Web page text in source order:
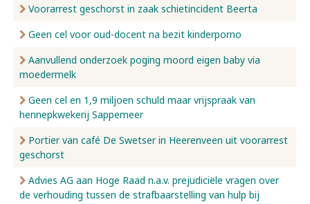
Voorarrest geschorst in zaak schietincident Beerta
Geen cel voor oud-docent na bezit kinderporno
Aanvullend onderzoek poging moord eigen baby via
moedermelk
Geen cel en 1,9 miljoen schuld maar vrijspraak van
hennepkwekerij Sappemeer
Portier van café De Swetser in Heerenveen uit voorarrest
geschorst
Advies AG aan Hoge Raad n.a.v. prejudiciële vragen over
de verhouding tussen de strafbaarstelling van hulp bij